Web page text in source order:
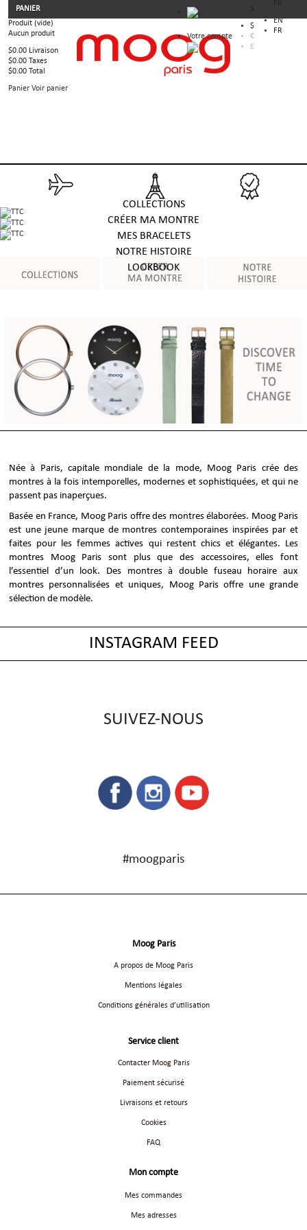
EN
FR
$
€
£
Votre compte
PANIER
Produit (vide)
Aucun produit
$0.00 Livraison
$0.00 Taxes
$0.00 Total
Panier Voir panier
COLLECTIONS
CRÉER MA MONTRE
MES BRACELETS
NOTRE HISTOIRE
LOOKBOOK
Née à Paris, capitale mondiale de la mode, Moog Paris crée des
montres à la fois intemporelles, modernes et sophistiquées, et qui ne
passent pas inaperçues.
Basée en France, Moog Paris offre des montres élaborées. Moog Paris
est une jeune marque de montres contemporaines inspirées par et
faites pour les femmes actives qui restent chics et élégantes. Les
montres Moog Paris sont plus que des accessoires, elles font
l’essentiel d’un look. Des montres à double fuseau horaire aux
montres personnalisées et uniques, Moog Paris offre une grande
sélection de modèle.
INSTAGRAM FEED
SUIVEZ-NOUS
#moogparis
Moog Paris
A propos de Moog Paris
Mentions légales
Conditions générales d’utilisation
Service client
Contacter Moog Paris
Paiement sécurisé
Livraisons et retours
Cookies
FAQ
Mon compte
Mes commandes
Mes adresses